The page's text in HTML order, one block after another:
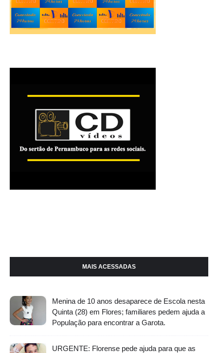
MAIS ACESSADAS
Menina de 10 anos desaparece de Escola nesta
Quinta (28) em Flores; familiares pedem ajuda a
População para encontrar a Garota.
URGENTE: Florense pede ajuda para que as